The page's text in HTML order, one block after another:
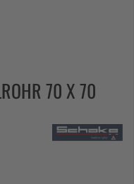
70 X 70